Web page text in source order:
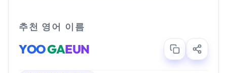
추천 영어 이름
YOOGAEUN